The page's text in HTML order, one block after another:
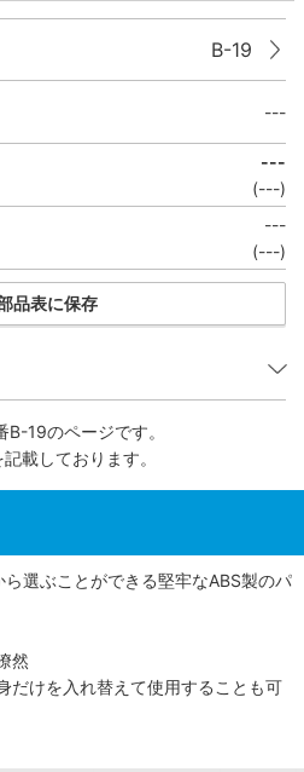
B-19
---
---
(---)
---
(---)
品表に保存
B-19のページです。
載しております。
選ぶことができる堅牢なABS製のパ
然
だけを入れ替えて使用することも可
ABS製パーツケース
とが可能な二重構造